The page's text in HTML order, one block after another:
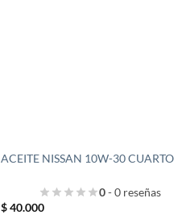
ACEITE NISSAN 10W-30 CUARTO
0- 0 reseñas
$40.000